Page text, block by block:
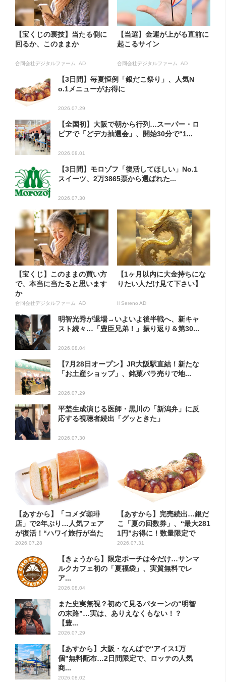
【宝くじの裏技】当たる側に
回るか、このままか
合同会社デジタルファーム AD
【当選】金運が上がる直前に
起こるサイン
合同会社デジタルファーム AD
【3日間】毎夏恒例「銀だこ祭り」、人気N
o.1メニューがお得に
2026.07.29
【全国初】大阪で朝から行列…スーパー・ロ
ピアで「どデカ抽選会」、開始30分で“1...
2026.08.01
【3日間】モロゾフ「復活してほしい」No.1
スイーツ、2万3865票から選ばれた...
2026.07.30
【宝くじ】このままの買い方
で、本当に当たると思います
か
合同会社デジタルファーム AD
【1ヶ月以内に大金持ちにな
りたい人だけ見て下さい】
Il Sereno AD
明智光秀が退場→いよいよ後半戦へ、新キャ
スト続々…「豊臣兄弟！」振り返り＆第30...
2026.08.04
【7月28日オープン】JR大阪駅直結！新たな
「お土産ショップ」、銘菓バラ売りで地...
2026.07.29
平埜生成演じる医師・黒川の「新潟弁」に反
応する視聴者続出「グッときた」
2026.07.30
【あすから】「コメダ珈琲
店」で2年ぶり…人気フェア
が復活！“ハワイ旅行が当た
る”...
2026.07.28
【あすから】完売続出…銀だ
こ「夏の回数券」、“最大281
1円”お得に！数量限定で
2026.07.31
【きょうから】限定ポーチは今だけ…サンマ
ルクカフェ初の「夏福袋」、実質無料でレ
ア...
2026.08.04
また史実無視？初めて見るパターンの“明智
の末路”…実は、ありえなくもない！？
【豊...
2026.07.29
【あすから】大阪・なんばで“アイス1万
個”無料配布…2日間限定で、ロッテの人気
商...
2026.08.02